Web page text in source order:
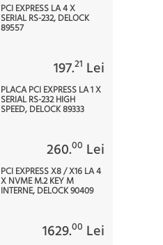
PCI EXPRESS LA 4 X
SERIAL RS-232, DELOCK
89557
197.21 Lei
PLACA PCI EXPRESS LA 1 X
SERIAL RS-232 HIGH
SPEED, DELOCK 89333
260.00 Lei
PCI EXPRESS X8 / X16 LA 4
X NVME M.2 KEY M
INTERNE, DELOCK 90409
1629.00 Lei